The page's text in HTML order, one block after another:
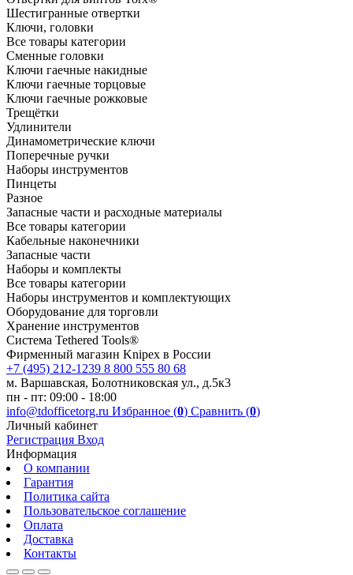
Шестигранные отвертки
Ключи, головки
Все товары категории
Сменные головки
Ключи гаечные накидные
Ключи гаечные торцовые
Ключи гаечные рожковые
Трещётки
Удлинители
Динамометрические ключи
Поперечные ручки
Наборы инструментов
Пинцеты
Разное
Запасные части и расходные материалы
Все товары категории
Кабельные наконечники
Запасные части
Наборы и комплекты
Все товары категории
Наборы инструментов и комплектующих
Оборудование для торговли
Хранение инс­тру­мен­тов
Система Tethered Tools®
Фирменный магазин Knipex в России
+7 (495) 212-1239 8 800 555 80 68
м. Варшавская, Болотниковская ул., д.5к3
пн - пт: 09:00 - 18:00
info@tdofficetorg.ru Избранное (0) Сравнить (0)
Личный кабинет
Регистрация Вход
Информация
О компании
Гарантия
Политика сайта
Пользовательское соглашение
Оплата
Доставка
Контакты